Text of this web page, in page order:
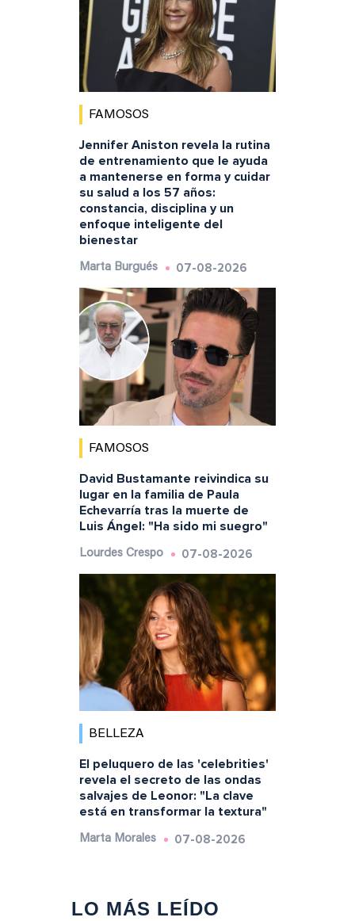
FAMOSOS
Jennifer Aniston revela la rutina
de entrenamiento que le ayuda
a mantenerse en forma y cuidar
su salud a los 57 años:
constancia, disciplina y un
enfoque inteligente del
bienestar
Marta Burgués 07-08-2026
FAMOSOS
David Bustamante reivindica su
lugar en la familia de Paula
Echevarría tras la muerte de
Luis Ángel: "Ha sido mi suegro"
Lourdes Crespo 07-08-2026
BELLEZA
El peluquero de las 'celebrities'
revela el secreto de las ondas
salvajes de Leonor: "La clave
está en transformar la textura"
Marta Morales 07-08-2026
LO MÁS LEÍDO